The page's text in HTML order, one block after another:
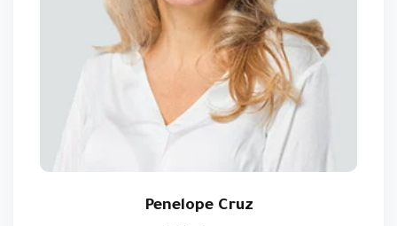
Penelope Cruz